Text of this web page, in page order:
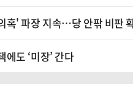
혹' 파장 지속…당 안팎 비판
도 ‘미장’ 간다